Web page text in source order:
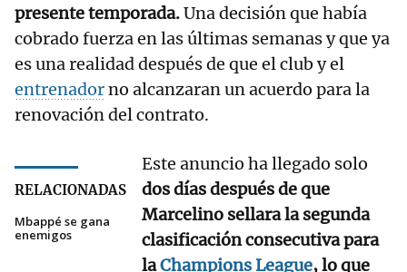
presente temporada.Una decisión que había
cobrado fuerza en las últimas semanas y que ya
es una realidad después de que el club y el
entrenadorno alcanzaran un acuerdo para la
renovación del contrato.
RELACIONADAS
Mbappé se gana
enemigos
Este anuncio ha llegado solo
dos días después de que
Marcelino sellara la segunda
clasificación consecutiva para
laChampions League, lo que